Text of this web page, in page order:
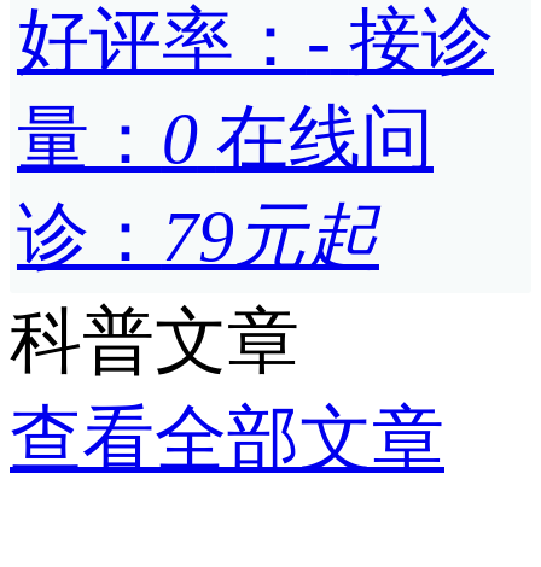
好评率： - 接诊
量： 0 在线问
诊： 79元起
科普文章
查看全部文章